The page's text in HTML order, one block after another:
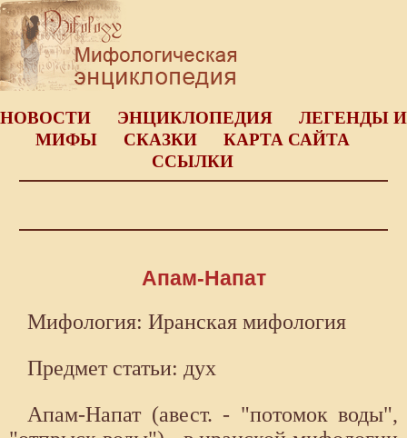
НОВОСТИ ЭНЦИКЛОПЕДИЯ
ЛЕГЕНДЫ И
МИФЫ
СКАЗКИ
КАРТА САЙТА
ССЫЛКИ
Апам-Напат
Мифология: Иранская мифология
Предмет статьи: дух
Апам-Напат (авест. - "потомок воды",